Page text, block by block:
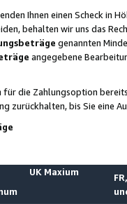
Ihnen einen Scheck in
behalten wir uns das
genannten
angegebene
die Zahlungsoption
zurückhalten, bis Sie
UK Maxium